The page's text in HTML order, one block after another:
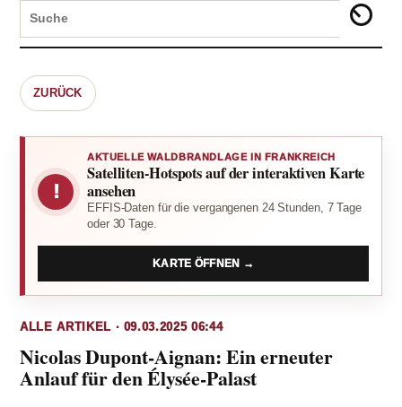
ZURÜCK
!
AKTUELLE WALDBRANDLAGE IN FRANKREICH
Satelliten-Hotspots auf der interaktiven Karte
ansehen
EFFIS-Daten für die vergangenen 24 Stunden, 7 Tage
oder 30 Tage.
KARTE ÖFFNEN →
ALLE ARTIKEL · 09.03.2025 06:44
Nicolas Dupont-Aignan: Ein erneuter
Anlauf für den Élysée-Palast